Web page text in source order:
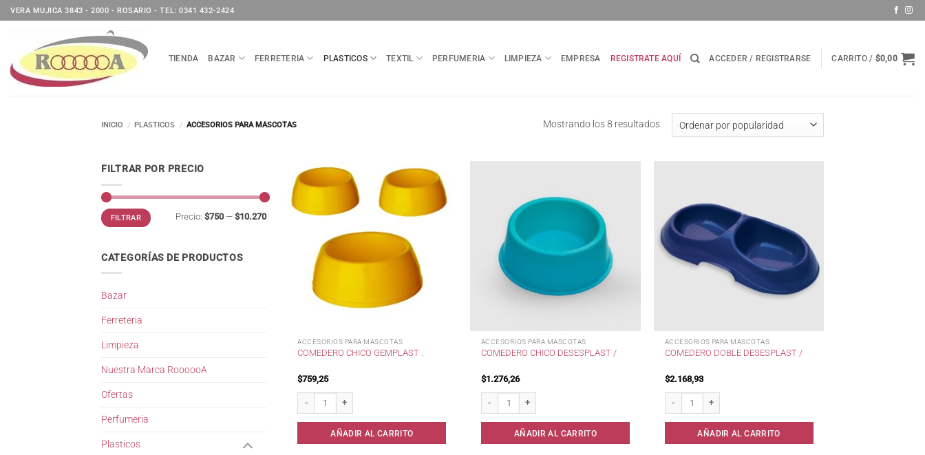
Saltar
al
VERA MUJICA 3843 - 2000 - ROSARIO - TEL: 0341 432-2424
TIENDA BAZAR FERRETERIA PLASTICOS TEXTIL PERFUMERIA LIMPIEZA EMPRESA REGISTRATE AQUÍ ACCEDER / REGISTRARSE CARRITO / $0,00
INICIO / PLASTICOS / ACCESORIOS PARA MASCOTAS Mostrando los 8 resultadosOrdenado
por
FILTRAR POR PRECIO
Precio
mínimo
Precio
máximo
FILTRAR Precio: $750— $10.270
CATEGORÍAS DE PRODUCTOS
Bazar
Ferreteria
Limpieza
Nuestra Marca RoooooA
Ofertas
Perfumeria
Plasticos
ACCESORIOS PARA MASCOTAS
COMEDERO CHICO GEMPLAST .
$759,25
AÑADIR AL CARRITO
ACCESORIOS PARA MASCOTAS
COMEDERO CHICO DESESPLAST /
$1.276,26
AÑADIR AL CARRITO
ACCESORIOS PARA MASCOTAS
COMEDERO DOBLE DESESPLAST /
$2.168,93
AÑADIR AL CARRITO